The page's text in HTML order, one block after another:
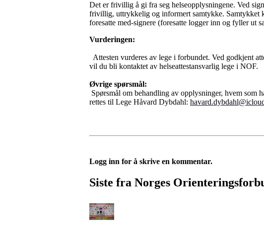
Det er frivillig å gi fra seg helseopplysningene. Ved
frivillig, uttrykkelig og informert samtykke. Samtykket
foresatte med-signere (foresatte logger inn og fyller ut
Vurderingen:
Attesten vurderes av lege i forbundet. Ved godkjent
vil du bli kontaktet av helseattestansvarlig lege i NOF.
Øvrige spørsmål:
Spørsmål om behandling av opplysninger, hvem som
rettes til Lege Håvard Dybdahl:
Logg inn for å skrive en kommentar.
Siste fra Norges